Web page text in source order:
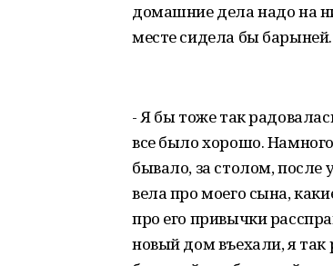
домашние дела надо на
месте сидела бы
- Я бы тоже так
все было хорошо.
бывало, за столом, после
вела про моего сына,
про его привычки
новый дом въехали, я так